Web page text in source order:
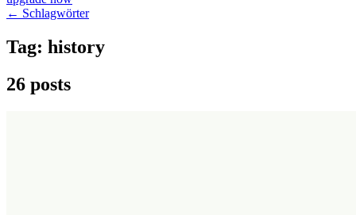
← Schlagwörter
Tag: history
26 posts